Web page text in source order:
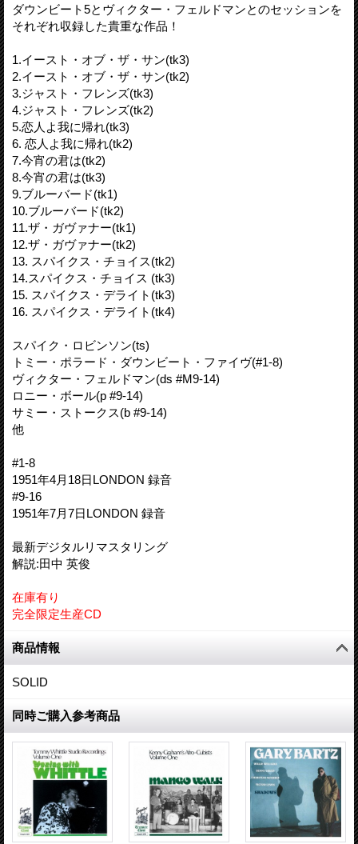
ダウンビート5とヴィクター・フェルドマンとのセッションを
それぞれ収録した貴重な作品！
1.イースト・オブ・ザ・サン(tk3)
2.イースト・オブ・ザ・サン(tk2)
3.ジャスト・フレンズ(tk3)
4.ジャスト・フレンズ(tk2)
5.恋人よ我に帰れ(tk3)
6. 恋人よ我に帰れ(tk2)
7.今宵の君は(tk2)
8.今宵の君は(tk3)
9.ブルーバード(tk1)
10.ブルーバード(tk2)
11.ザ・ガヴァナー(tk1)
12.ザ・ガヴァナー(tk2)
13. スパイクス・チョイス(tk2)
14.スパイクス・チョイス (tk3)
15. スパイクス・デライト(tk3)
16. スパイクス・デライト(tk4)
スパイク・ロビンソン(ts)
トミー・ポラード・ダウンビート・ファイヴ(#1-8)
ヴィクター・フェルドマン(ds #M9-14)
ロニー・ボール(p #9-14)
サミー・ストークス(b #9-14)
他
#1-8
1951年4月18日LONDON 録音
#9-16
1951年7月7日LONDON 録音
最新デジタルリマスタリング
解説:田中 英俊
在庫有り
完全限定生産CD
商品情報
SOLID
同時ご購入参考商品